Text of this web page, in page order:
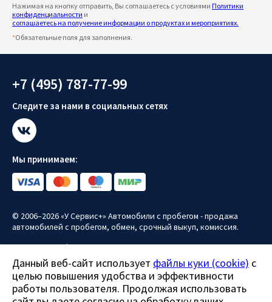
Нажимая на кнопку отправить, Вы соглашаетесь с условиями Политики
конфиденциальности и
соглашаетесь на получение информации о продуктах и мероприятиях.
*Обязательные поля для заполнения.
+7 (495) 787-77-99
Следите за нами в социальных сетях
Мы принимаем:
© 2006–2026 «У Сервис+» Автомобили с пробегом - продажа
автомобилей с пробегом, обмен, срочный выкуп, комиссия.
Политика конфиденциальности
Политика использования файлов куки (cookie)
Согласие на обработку персональных данных
Данный веб-сайт использует файлы куки (cookie) с
целью повышения удобства и эффективности
работы пользователя. Продолжая использовать